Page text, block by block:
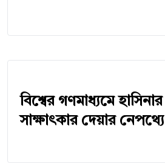
বিশ্বের গণমাধ্যমে হাসিনার
সাক্ষাৎকার দেয়ার নেপথ্যে